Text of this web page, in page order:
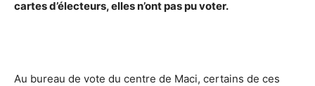
cartes d’électeurs, elles n’ont pas pu voter.
Au bureau de vote du centre de Maci, certains de ces